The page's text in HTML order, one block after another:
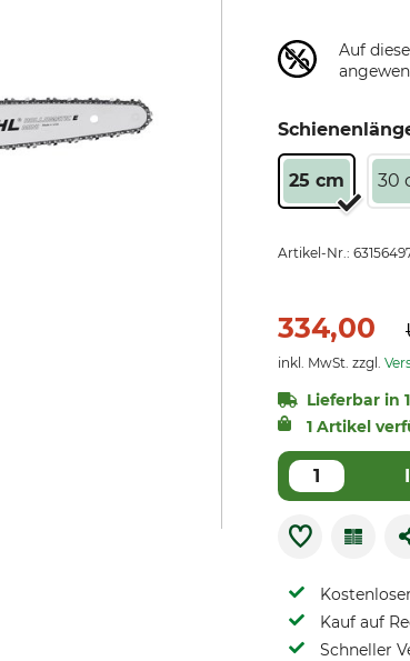
Auf
25 cm 30
Artikel-Nr.:
334,00
inkl. MwSt. zzgl.
Lieferbar in
1 Artikel
Kauf auf
Schneller